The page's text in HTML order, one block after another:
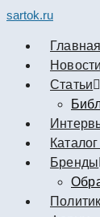
sartok.ru
Главная
Новости
Cтатьи
Бренды